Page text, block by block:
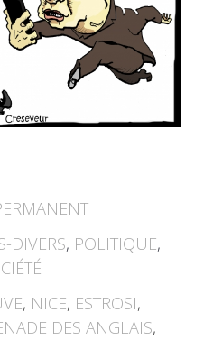
DIVERS, POLITIQUE,
, NICE, ESTROSI,
DES ANGLAIS,